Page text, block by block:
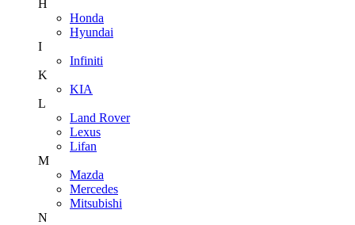
H
Honda
Hyundai
I
Infiniti
K
KIA
L
Land Rover
Lexus
Lifan
M
Mazda
Mercedes
Mitsubishi
N